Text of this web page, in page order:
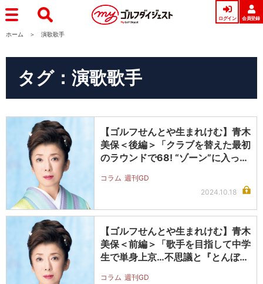
ログイン 会員登録
ホーム 演歌歌手
タグ：演歌歌手
【ゴルフせんとや生まれけむ】青木
美保＜後編＞「クラブを替えた最初
のラウンドで68! “ゾーン”に入っ…
コラム 週刊GD
2024.10.18
【ゴルフせんとや生まれけむ】青木
美保＜前編＞「歌手を目指して中学
生で単身上京…不思議と『とんぼ』
コラム 週刊GD